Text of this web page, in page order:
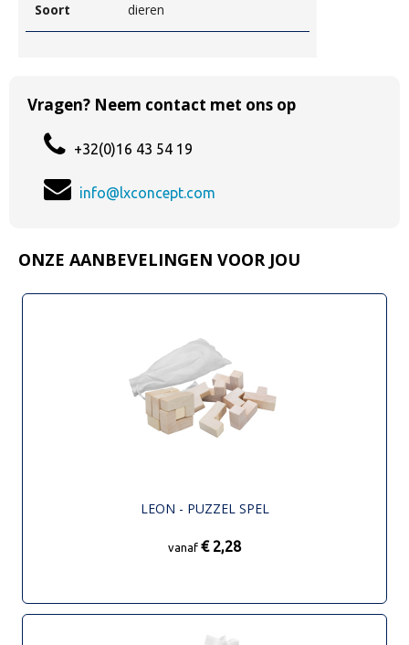
Soort dieren
Vragen? Neem contact met ons op
+32(0)16 43 54 19
info@lxconcept.com
ONZE AANBEVELINGEN VOOR JOU
LEON - PUZZEL SPEL
vanaf € 2,28